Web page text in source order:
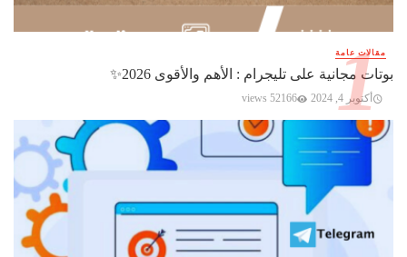
مقالات عامة
بوتات مجانية على تليجرام : الأهم والأقوى 2026✨️
أكتوبر 4, 2024 52166 views